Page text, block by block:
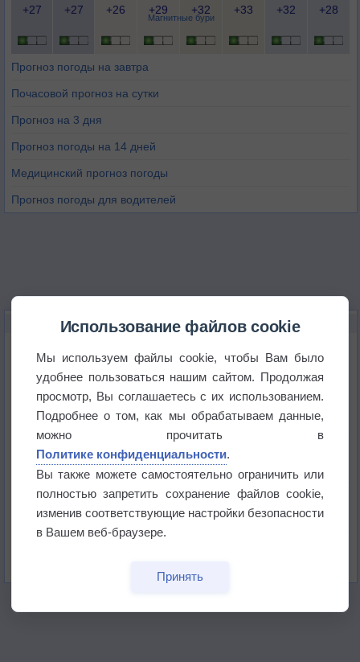
Магнитные бури
+27 +27 +26 +29 +32 +33 +32 +28
Прогноз погоды на завтра
Почасовой прогноз на сутки
Прогноз на 3 дня
Прогноз погоды на 14 дней
Медицинский прогноз погоды
Прогноз погоды для водителей
НОВОЕ О ПОГОДЕ
Приложение построит маршрут через тень
Атмосфера начала замерзать
В Приморье обнаружены морские волны тепла
Изменение климата повлияло на ареал обитания
Использование файлов cookie
Мы используем файлы cookie, чтобы Вам было
удобнее пользоваться нашим сайтом. Продолжая
просмотр, Вы соглашаетесь с их использованием.
Подробнее о том, как мы обрабатываем данные,
можно прочитать в
Политике конфиденциальности.
Вы также можете самостоятельно ограничить или
полностью запретить сохранение файлов cookie,
изменив соответствующие настройки безопасности
в Вашем веб-браузере.
Принять